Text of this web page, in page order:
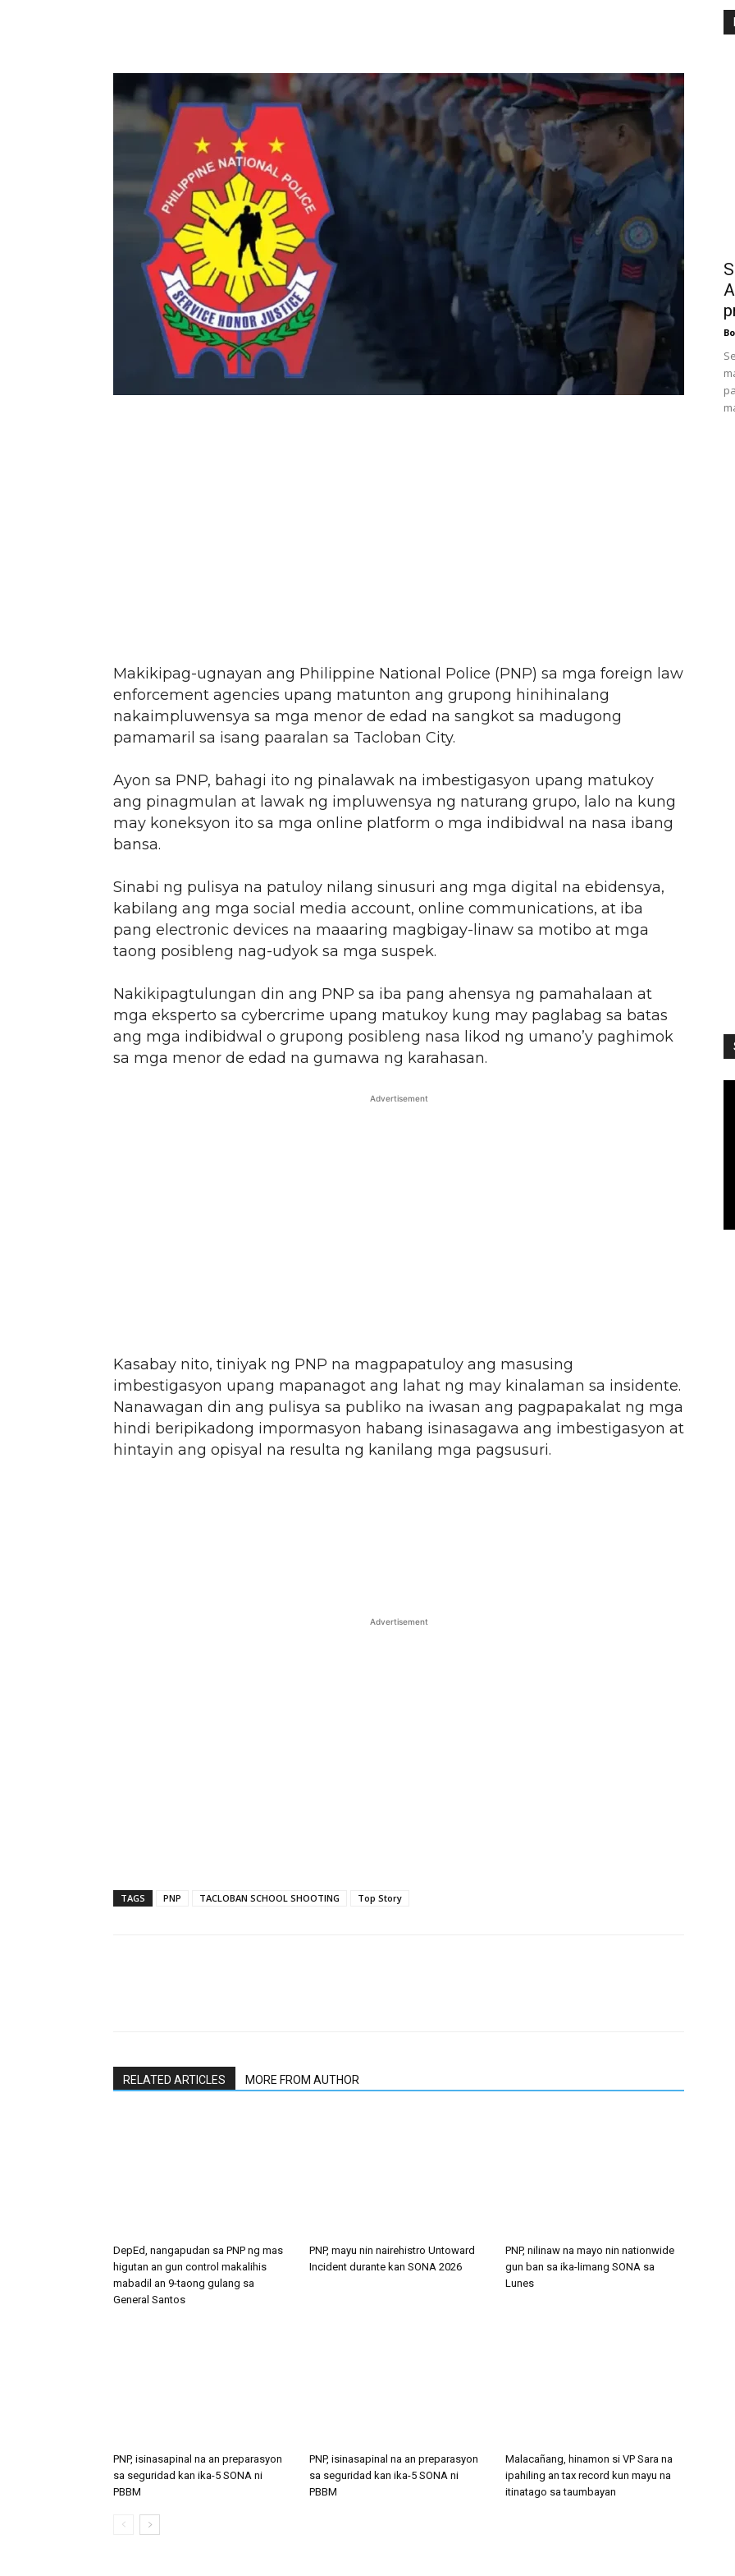
Makikipag-ugnayan ang Philippine National Police (PNP) sa mga foreign law
enforcement agencies upang matunton ang grupong hinihinalang
nakaimpluwensya sa mga menor de edad na sangkot sa madugong
pamamaril sa isang paaralan sa Tacloban City.
Ayon sa PNP, bahagi ito ng pinalawak na imbestigasyon upang matukoy
ang pinagmulan at lawak ng impluwensya ng naturang grupo, lalo na kung
may koneksyon ito sa mga online platform o mga indibidwal na nasa ibang
bansa.
Sinabi ng pulisya na patuloy nilang sinusuri ang mga digital na ebidensya,
kabilang ang mga social media account, online communications, at iba
pang electronic devices na maaaring magbigay-linaw sa motibo at mga
taong posibleng nag-udyok sa mga suspek.
Nakikipagtulungan din ang PNP sa iba pang ahensya ng pamahalaan at
mga eksperto sa cybercrime upang matukoy kung may paglabag sa batas
ang mga indibidwal o grupong posibleng nasa likod ng umano’y paghimok
sa mga menor de edad na gumawa ng karahasan.
Advertisement
Kasabay nito, tiniyak ng PNP na magpapatuloy ang masusing
imbestigasyon upang mapanagot ang lahat ng may kinalaman sa insidente.
Nanawagan din ang pulisya sa publiko na iwasan ang pagpapakalat ng mga
hindi beripikadong impormasyon habang isinasagawa ang imbestigasyon at
hintayin ang opisyal na resulta ng kanilang mga pagsusuri.
Advertisement
TAGS PNP TACLOBAN SCHOOL SHOOTING Top Story
RELATED ARTICLES MORE FROM AUTHOR
DepEd, nangapudan sa PNP ng mas
higutan an gun control makalihis
mabadil an 9-taong gulang sa
General Santos
PNP, mayu nin nairehistro Untoward
Incident durante kan SONA 2026
PNP, nilinaw na mayo nin nationwide
gun ban sa ika-limang SONA sa
Lunes
PNP, isinasapinal na an preparasyon
sa seguridad kan ika-5 SONA ni
PBBM
PNP, isinasapinal na an preparasyon
sa seguridad kan ika-5 SONA ni
PBBM
Malacañang, hinamon si VP Sara na
ipahiling an tax record kun mayu na
itinatago sa taumbayan